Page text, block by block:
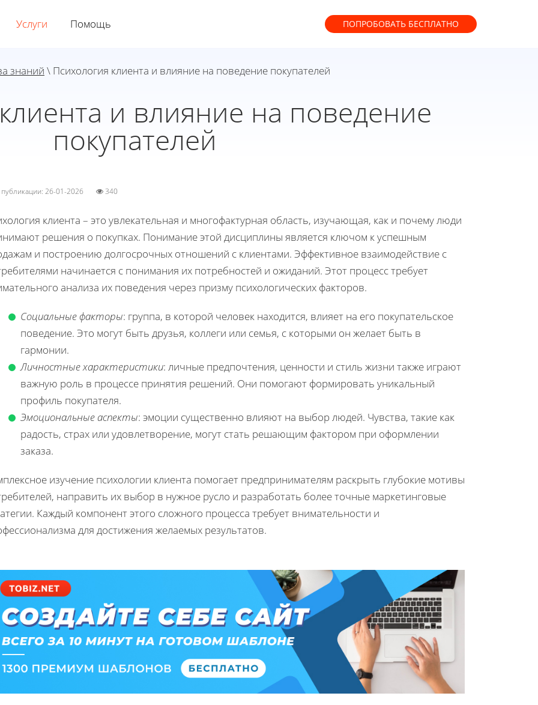
Услуги Помощь ПОПРОБОВАТЬ БЕСПЛАТНО
знаний \ Психология клиента и влияние на поведение покупателей
и влияние на поведение
покупателей
публикации: 26-01-2026 340
клиента – это увлекательная и многофактурная область, изучающая, как и почему люди
решения о покупках. Понимание этой дисциплины является ключом к успешным
и построению долгосрочных отношений с клиентами. Эффективное взаимодействие с
начинается с понимания их потребностей и ожиданий. Этот процесс требует
анализа их поведения через призму психологических факторов.
Социальные факторы: группа, в которой человек находится, влияет на его покупательское
поведение. Это могут быть друзья, коллеги или семья, с которыми он желает быть в
гармонии.
Личностные характеристики: личные предпочтения, ценности и стиль жизни также играют
важную роль в процессе принятия решений. Они помогают формировать уникальный
профиль покупателя.
Эмоциональные аспекты: эмоции существенно влияют на выбор людей. Чувства, такие как
радость, страх или удовлетворение, могут стать решающим фактором при оформлении
заказа.
изучение психологии клиента помогает предпринимателям раскрыть глубокие мотивы
направить их выбор в нужное русло и разработать более точные маркетинговые
Каждый компонент этого сложного процесса требует внимательности и
для достижения желаемых результатов.